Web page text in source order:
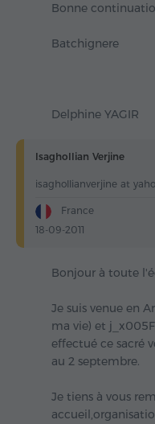
Bonne
Batchignere
Delphine YAGIR
Isaghollian Verjine
isaghollianverjine at
France
18-09-2011
Bonjour à toute
Je suis venue en
ma vie) et
effectué ce sacré
au 2 septembre.
Je tiens à vous